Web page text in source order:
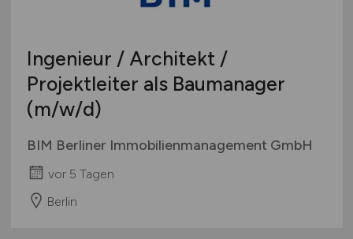
Ingenieur / Architekt /
Projektleiter als Baumanager
(m/w/d)
BIM Berliner Immobilienmanagement GmbH
vor 5 Tagen
Berlin